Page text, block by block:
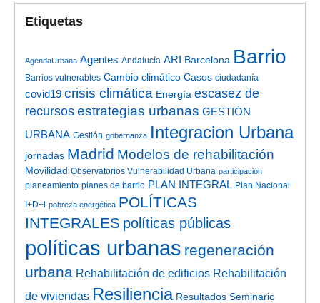
Etiquetas
AgendaUrbana Agentes Andalucía ARI Barcelona Barrio
Barrios vulnerables Cambio climático Casos ciudadanía
covid19 crisis climática Energía escasez de
recursos estrategias urbanas GESTIÓN
URBANA Gestión gobernanza Integracion Urbana
jornadas Madrid Modelos de rehabilitación
Movilidad Observatorios Vulnerabilidad Urbana participación
planeamiento planes de barrio PLAN INTEGRAL Plan Nacional
I+D+i pobreza energética POLÍTICAS
INTEGRALES políticas públicas
políticas urbanas regeneración
urbana Rehabilitación de edificios Rehabilitación
de viviendas Resiliencia Resultados Seminario